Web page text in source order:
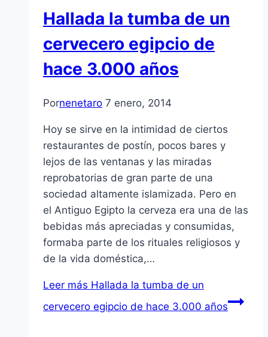
Hallada la tumba de un
cervecero egipcio de
hace 3.000 años
Pornenetaro 7 enero, 2014
Hoy se sirve en la intimidad de ciertos
restaurantes de postín, pocos bares y
lejos de las ventanas y las miradas
reprobatorias de gran parte de una
sociedad altamente islamizada. Pero en
el Antiguo Egipto la cerveza era una de las
bebidas más apreciadas y consumidas,
formaba parte de los rituales religiosos y
de la vida doméstica,…
Leer más Hallada la tumba de un
cervecero egipcio de hace 3.000 años